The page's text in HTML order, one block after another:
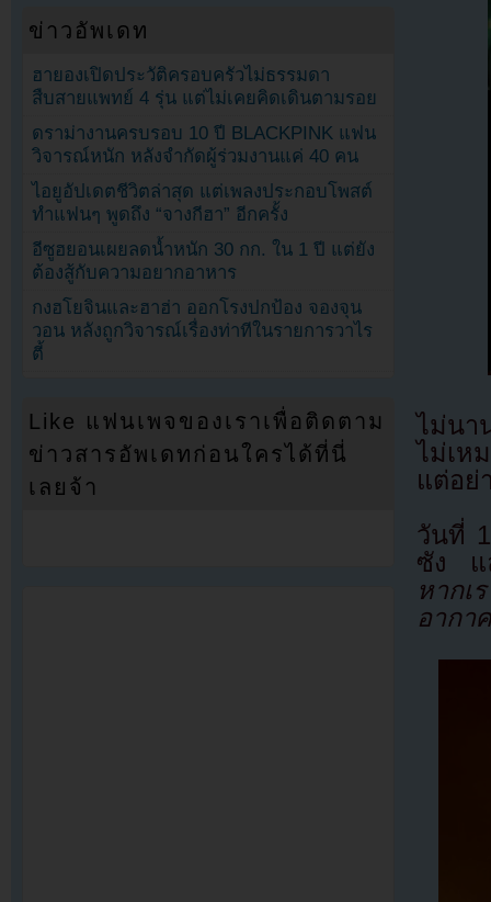
ไม่นา
ไม่เห
แต่อย่
วันที่
ซัง แ
หากเ
อากา
ข่าวอัพเดท
ฮายองเปิดประวัติครอบครัวไม่ธรรมดา
สืบสายแพทย์ 4 รุ่น แต่ไม่เคยคิดเดินตามรอย
ดราม่างานครบรอบ 10 ปี BLACKPINK แฟน
วิจารณ์หนัก หลังจำกัดผู้ร่วมงานแค่ 40 คน
ไอยูอัปเดตชีวิตล่าสุด แต่เพลงประกอบโพสต์
ทำแฟนๆ พูดถึง “จางกีฮา” อีกครั้ง
อีซูฮยอนเผยลดน้ำหนัก 30 กก. ใน 1 ปี แต่ยัง
ต้องสู้กับความอยากอาหาร
กงฮโยจินและฮาฮ่า ออกโรงปกป้อง จองจุน
วอน หลังถูกวิจารณ์เรื่องท่าทีในรายการวาไร
ตี้
Like แฟนเพจของเราเพื่อติดตาม
ข่าวสารอัพเดทก่อนใครได้ที่นี่
เลยจ้า